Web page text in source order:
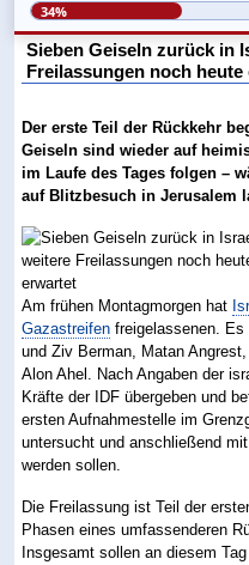
34%
Sieben Geiseln zurück in
Freilassungen noch heute
Der erste Teil der Rückkehr
Geiseln sind wieder auf
im Laufe des Tages folgen –
auf Blitzbesuch in Jerusalem
Am frühen Montagmorgen hat
Gazastreifen freigelassenen.
und Ziv Berman, Matan
Alon Ahel. Nach Angaben der
Kräfte der IDF übergeben und
ersten Aufnahmestelle im
untersucht und anschließend
werden sollen.
Die Freilassung ist Teil der
Phasen eines umfassenderen
Insgesamt sollen an diesem